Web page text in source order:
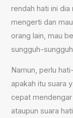
rendah hati ini
mengerti dan
orang lain, mau
sungguh-
Namun, perlu
apakah itu suara
cepat
ataupun suara